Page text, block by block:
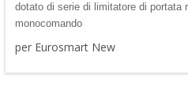
dotato di serie di limitatore di portata
monocomando
per Eurosmart New